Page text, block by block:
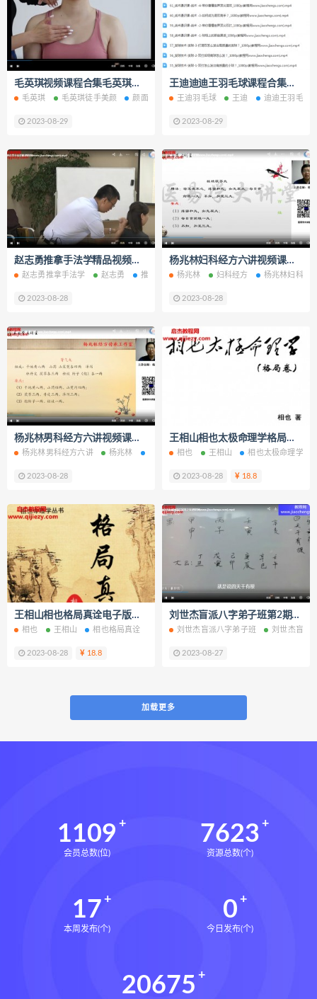
毛英琪视频课程合集毛英琪徒手美颜颜面筋膜修复手法颈纹法令纹的修复百度网盘下载学习
毛英琪 毛英琪徒手美颜 颜面筋膜修复手法 颈纹消除 法令纹的修复
2023-08-29
王迪迪迪王羽毛球课程合集羽毛球混双技战术12合一羽毛球进阶提升课PRO跟练版百度网盘下载学习
王迪羽毛球 王迪 迪迪王羽毛球
2023-08-29
赵志勇推拿手法学精品视频课程15集百度网盘下载学习
赵志勇推拿手法学 赵志勇 推拿手法学
2023-08-28
杨兆林妇科经方六讲视频课程痛经调经止带囊肿乳腺增生不孕百度网盘下载学习
杨兆林 妇科经方 杨兆林妇科经
2023-08-28
杨兆林男科经方六讲视频课程百度网盘下载学习
杨兆林男科经方六讲 杨兆林 杨兆林男科经方 男科经方
2023-08-28
王相山相也太极命理学格局篇电子版pdf百度网盘下载学习
相也 王相山 相也太极命理学格
2023-08-28 18.8
王相山相也格局真诠电子版打印版pdf百度网盘下载学习
相也 王相山 相也格局真诠 格局真诠电子版 格局真诠PDF 格局真
2023-08-28 18.8
刘世杰盲派八字弟子班第2期视频课程56集百度网盘下载学习
刘世杰盲派八字弟子班 刘世杰盲派
2023-08-27
加载更多
1109
会员总数(位)
7623
资源总数(个)
17
本周发布(个)
0
今日发布(个)
20675